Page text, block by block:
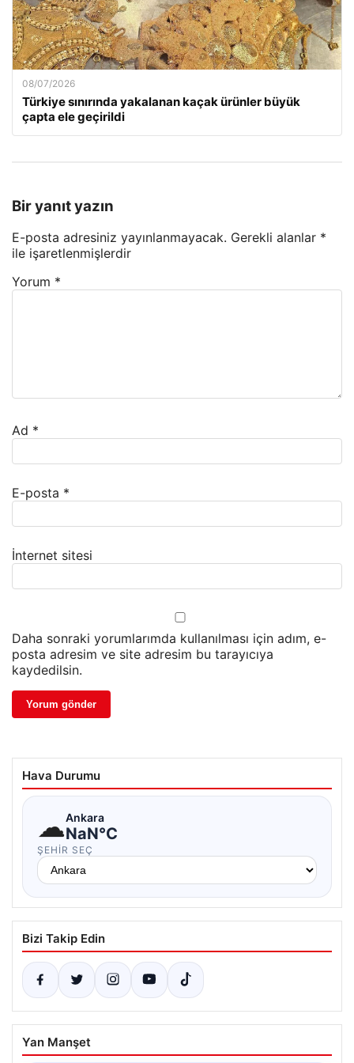
08/07/2026
Türkiye sınırında yakalanan kaçak ürünler büyük
çapta ele geçirildi
Bir yanıt yazın
E-posta adresiniz yayınlanmayacak. Gerekli alanlar *
ile işaretlenmişlerdir
Yorum *
Ad *
E-posta *
İnternet sitesi
Daha sonraki yorumlarımda kullanılması için adım, e-
posta adresim ve site adresim bu tarayıcıya
kaydedilsin.
Hava Durumu
☁Ankara
NaN°C
ŞEHIR SEÇ
Bizi Takip Edin
Yan Manşet